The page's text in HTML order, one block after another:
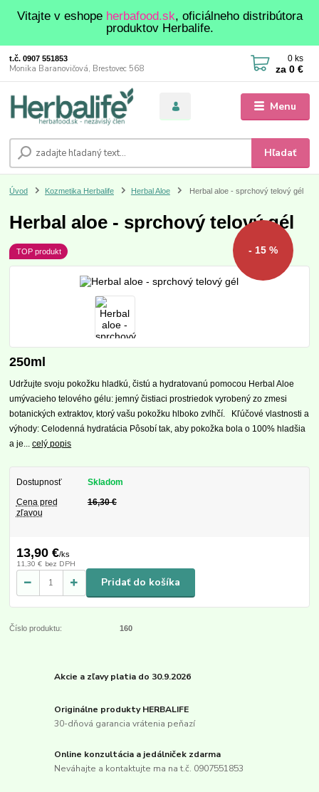
Vitajte v eshope herbafood.sk, oficiálneho distribútora
produktov Herbalife.
Menu
Hľadať
t.č. 0907 551853
Monika Baranovičová, Brestovec 568
0ks
za 0 €
Úvod Kozmetika Herbalife Herbal Aloe Herbal aloe - sprchový telový gél
Herbal aloe - sprchový telový gél
TOP produkt - 15 %
250ml
Udržujte svoju pokožku hladkú, čistú a hydratovanú pomocou Herbal Aloe
umývacieho telového gélu: jemný čistiaci prostriedok vyrobený zo zmesi
botanických extraktov, ktorý vašu pokožku hlboko zvlhčí. Kľúčové vlastnosti a
výhody: Celodenná hydratácia Pôsobí tak, aby pokožka bola o 100% hladšia
a je...celý popis
Dostupnosť Skladom
Cena pred
zľavou
16,30 €
13,90 €/ks
11,30 € bez DPH
Pridať do košíka
Číslo produktu: 160
Akcie a zľavy platia do 30.9.2026
Originálne produkty HERBALIFE
30-dňová garancia vrátenia peňazí
Online konzultácia a jedálniček zdarma
Neváhajte a kontaktujte ma na t.č. 0907551853